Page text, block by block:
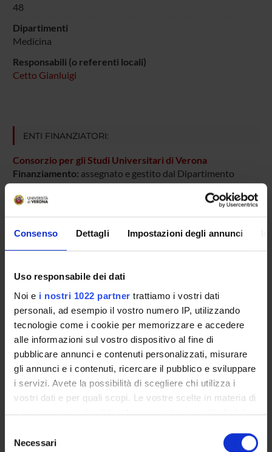
Consenso Dettagli Impostazioni degli annunci
Uso responsabile dei dati
Noi e i nostri 1022 partner trattiamo i vostri dati
personali, ad esempio il vostro numero IP, utilizzando
tecnologie come i cookie per memorizzare e accedere
alle informazioni sul vostro dispositivo al fine di
pubblicare annunci e contenuti personalizzati, misurare
gli annunci e i contenuti, ricercare il pubblico e sviluppare
i servizi. Avete la possibilità di scegliere chi utilizza i
vostri dati e per quali scopi. Le vostre scelte in materia di
privacy sono applicabili solo su questa proprietà digitale
modificare o revocare il proprio consenso in qualsiasi
delNecessari
48
Dipartimenti
Medicina
Responsabili (o referenti locali)
Cetto Gianluigi
ENTI FINANZIATORI:
Consorzio per gli Studi Universitari di Verona
Finanziamento: assegnato e gestito dal Dipartimento
Gianluigi Cetto
SEZIONI
Oncologia Medica
GRUPPI DI RICERCA
SEZIONI